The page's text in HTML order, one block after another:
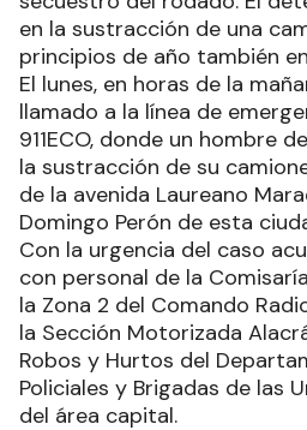
en la sustracción de una
principios de año también
El lunes, en horas de la
llamado a la línea de
911ECO, donde un hombre
la sustracción de su
de la avenida Laureano
Domingo Perón de esta
Con la urgencia del caso
con personal de la
la Zona 2 del Comando
la Sección Motorizada
Robos y Hurtos del
Policiales y Brigadas de las
del área capital.